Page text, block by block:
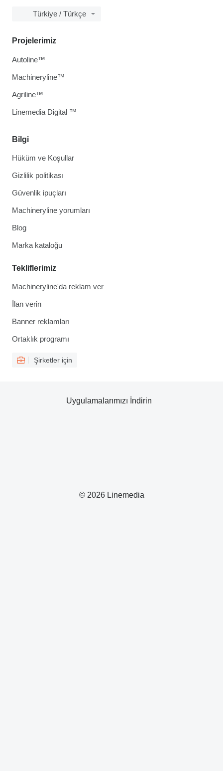
Türkiye / Türkçe
Bilgi
Hüküm ve Koşullar
Gizlilik politikası
Güvenlik ipuçları
Machineryline yorumları
Blog
Marka kataloğu
Tekliflerimiz
Machineryline'da reklam ver
İlan verin
Banner reklamları
Ortaklık programı
Şirketler için
Projelerimiz
Autoline™
Machineryline™
Agriline™
Linemedia Digital ™
© 2026 Linemedia
Uygulamalarımızı İndirin